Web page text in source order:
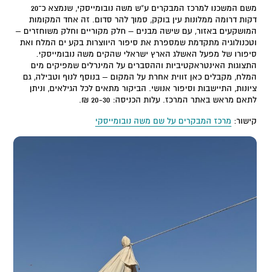
משם המשכנו למרכז המבקרים ע”ש משה נובומייסקי, שנמצא כ־20
דקות דרומה ממלונות עין בוקק, סמוך להר סדום. זה אחד המקומות
המושקעים באזור, עם שישה מבנים – חלק מקוריים וחלק משוחזרים –
וטכנולוגיה מתקדמת שמספרת את סיפור היווצרות בקע ים המלח ואת
סיפורו של מפעל האשלג הארץ ישראלי שהקים משה נובומייסקי.
התצוגות האינטראקטיביות וההסברים על המינרלים שמפיקים מים
המלח, מקבלים כאן זווית אחרת על המקום – בנוסף לנוף וטבילה, גם
ציונות, התיישבות וסיפור אנושי. הביקור מתאים לכל הגילאים, וניתן
לתאם מראש באתר המרכז. עלות הכניסה: 20-30 ₪.
קישור: מרכז המבקרים על שם משה נובומייסקי